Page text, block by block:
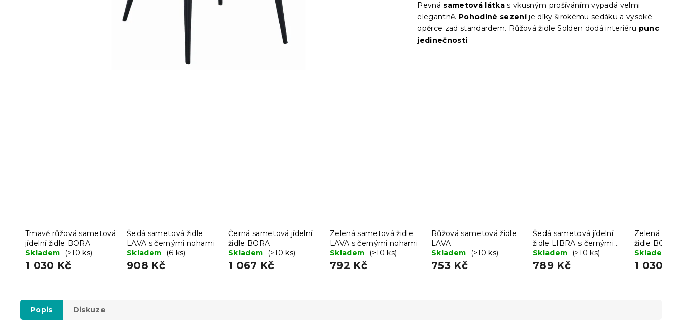
Pevná sametová látka s vkusným prošíváním vypadá velmi
elegantně. Pohodlné sezeníje díky širokému sedáku a vysoké
opěrce zad standardem. Růžová židle Solden dodá interiéru punc
jedinečnosti.
Tmavě růžová sametová
jídelní židle BORA
Skladem
(>10 ks)
1 030 Kč
Šedá sametová židle
LAVA s černými nohami
Skladem
(6 ks)
908 Kč
Černá sametová jídelní
židle BORA
Skladem
(>10 ks)
1 067 Kč
Zelená sametová židle
LAVA s černými nohami
Skladem
(>10 ks)
792 Kč
Růžová sametová židle
LAVA
Skladem
(>10 ks)
753 Kč
Šedá sametová jídelní
židle LIBRA s černými
nohami
Skladem (>10 ks)
789 Kč
Zelená
židle BORA
Skladem
1 030 Kč
Popis Diskuze